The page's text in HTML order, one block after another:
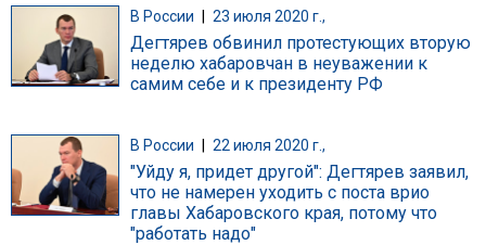
В России | 23 июля 2020 г.,
Дегтярев обвинил протестующих вторую
неделю хабаровчан в неуважении к
самим себе и к президенту РФ
В России 22 июля 2020 г.,
"Уйду я, придет другой": Дегтярев заявил,
что не намерен уходить с поста врио
главы Хабаровского края, потому что
"работать надо"